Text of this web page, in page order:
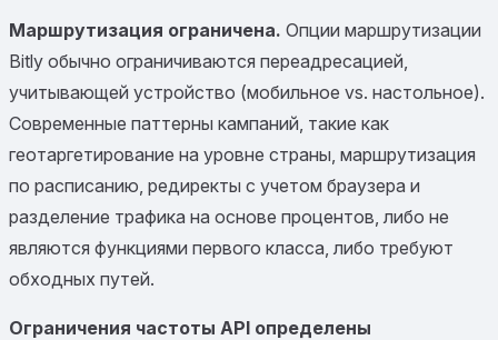
Маршрутизация ограничена. Опции маршрутизации
Bitly обычно ограничиваются переадресацией,
учитывающей устройство (мобильное vs. настольное).
Современные паттерны кампаний, такие как
геотаргетирование на уровне страны, маршрутизация
по расписанию, редиректы с учетом браузера и
разделение трафика на основе процентов, либо не
являются функциями первого класса, либо требуют
обходных путей.
Ограничения частоты API определены